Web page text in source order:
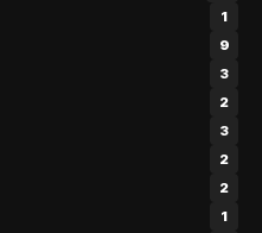
1
9
3
2
3
2
2
1